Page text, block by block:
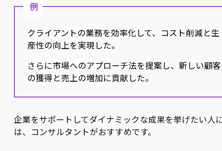
例
クライアントの業務を効率化して、コスト削減と生
産性の向上を実現した。
さらに市場へのアプローチ法を提案し、新しい顧客
の獲得と売上の増加に貢献した。
企業をサポートしてダイナミックな成果を挙げたい人
は、コンサルタントがおすすめです。